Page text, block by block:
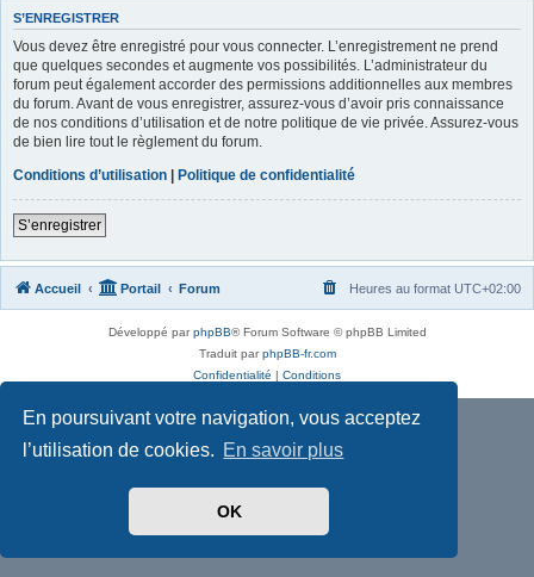
En poursuivant votre navigation, vous acceptez
l’utilisation de cookies. En savoir plus
OK
S’ENREGISTRER
Vous devez être enregistré pour vous connecter. L’enregistrement ne prend
que quelques secondes et augmente vos possibilités. L’administrateur du
forum peut également accorder des permissions additionnelles aux membres
du forum. Avant de vous enregistrer, assurez-vous d’avoir pris connaissance
de nos conditions d’utilisation et de notre politique de vie privée. Assurez-vous
de bien lire tout le règlement du forum.
Conditions d’utilisation | Politique de confidentialité
S’enregistrer
Accueil Portail Forum Heures au format UTC+02:00
Développé parphpBB® Forum Software © phpBB Limited
Traduit parphpBB-fr.com
Confidentialité | Conditions